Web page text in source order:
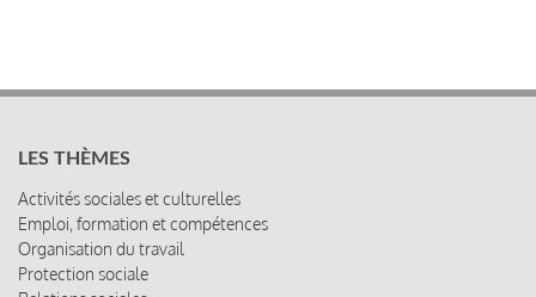
LES THÈMES
Activités sociales et culturelles
Emploi, formation et compétences
Organisation du travail
Protection sociale